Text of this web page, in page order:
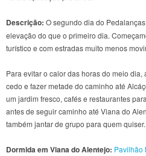
Descrição: O segundo dia do
elevação do que o primeiro dia.
turístico e com estradas muito menos
Para evitar o calor das horas do meio
cedo e fazer metade do caminho até
um jardim fresco, cafés e restaurantes
antes de seguir caminho até Viana do
também jantar de grupo para quem quiser.
Dormida em Viana do Alentejo: Pavilhão